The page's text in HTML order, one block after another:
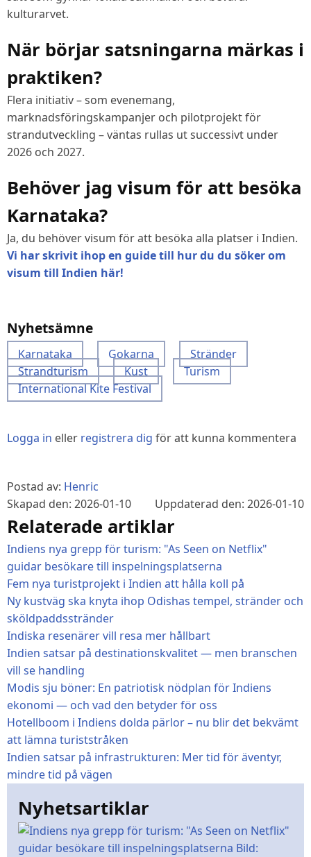
kulturarvet.
När börjar satsningarna märkas i
praktiken?
Flera initiativ – som evenemang,
marknadsföringskampanjer och pilotprojekt för
strandutveckling – väntas rullas ut successivt under
2026 och 2027.
Behöver jag visum för att besöka
Karnataka?
Ja, du behöver visum för att besöka alla platser i Indien.
Vi har skrivit ihop en guide till hur du du söker om
visum till Indien här!
Nyhetsämne
Karnataka Gokarna
Stränder
Strandturism
Kust
Turism
International Kite Festival
Logga in eller registrera dig för att kunna kommentera
Postad av: Henric
Skapad den: 2026-01-10
Uppdaterad den: 2026-01-10
Relaterade artiklar
Indiens nya grepp för turism: "As Seen on Netflix"
guidar besökare till inspelningsplatserna
Fem nya turistprojekt i Indien att hålla koll på
Ny kustväg ska knyta ihop Odishas tempel, stränder och
sköldpaddsstränder
Indiska resenärer vill resa mer hållbart
Indien satsar på destinationskvalitet — men branschen
vill se handling
Modis sju böner: En patriotisk nödplan för Indiens
ekonomi — och vad den betyder för oss
Hotellboom i Indiens dolda pärlor – nu blir det bekvämt
att lämna turiststråken
Indien satsar på infrastrukturen: Mer tid för äventyr,
mindre tid på vägen
Nyhetsartiklar